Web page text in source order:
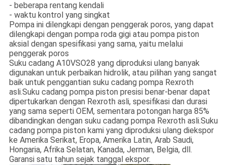
- beberapa rentang kendali
- waktu kontrol yang singkat
Pompa ini dilengkapi dengan penggerak poros, yang dapat
dilengkapi dengan pompa roda gigi atau pompa piston
aksial dengan spesifikasi yang sama, yaitu melalui
penggerak poros
Suku cadang A10VSO28 yang diproduksi ulang banyak
digunakan untuk perbaikan hidrolik, atau pilihan yang sangat
baik untuk penggantian suku cadang pompa Rexroth
asli.Suku cadang pompa piston presisi benar-benar dapat
dipertukarkan dengan Rexroth asli, spesifikasi dan durasi
yang sama seperti OEM, sementara potongan harga 85%
dibandingkan dengan suku cadang pompa Rexroth asli.Suku
cadang pompa piston kami yang diproduksi ulang diekspor
ke Amerika Serikat, Eropa, Amerika Latin, Arab Saudi,
Hongaria, Afrika Selatan, Kanada, Jerman, Belgia, dll.
Garansi satu tahun sejak tanggal ekspor.